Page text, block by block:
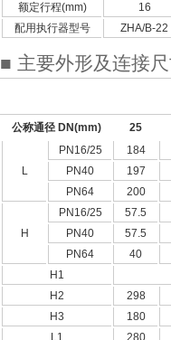
额定行程(mm)
16
配用执行器型号
ZHA/B-22
■ 主要外形及连接
公称通径 DN(mm) 25
L
PN16/25
184
PN40
197
PN64
200
H
PN16/25
57.5
PN40
57.5
PN64
40
H1
H2
298
H3
180
L1
280